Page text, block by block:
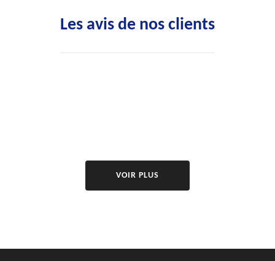
Les avis de nos clients
VOIR PLUS